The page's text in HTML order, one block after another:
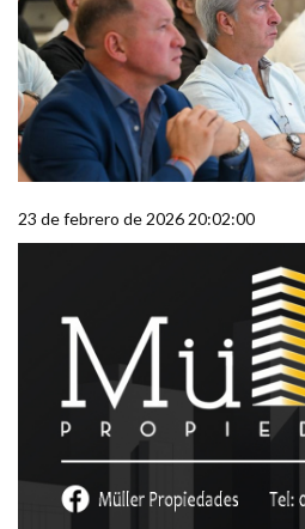
23 de febrero de 2026 20:02:00